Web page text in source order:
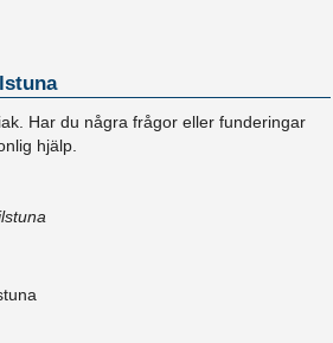
Har du några frågor eller funderingar
hjälp.